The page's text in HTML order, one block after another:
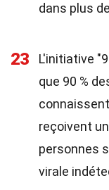
dans plus
23
L'initiative
que 90 %
reçoivent
personnes
virale